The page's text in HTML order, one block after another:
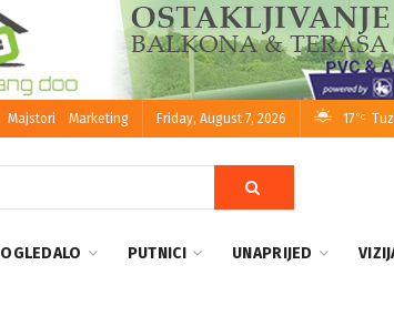
Majstori Marketing Friday, August 7, 2026 17 °C
OGLEDALO PUTNICI UNAPRIJED